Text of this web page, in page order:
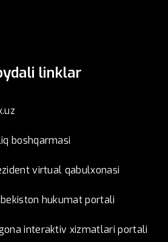
linklar
boshqarmasi
virtual qabulxonasi
hukumat portali
interaktiv xizmatlari portali